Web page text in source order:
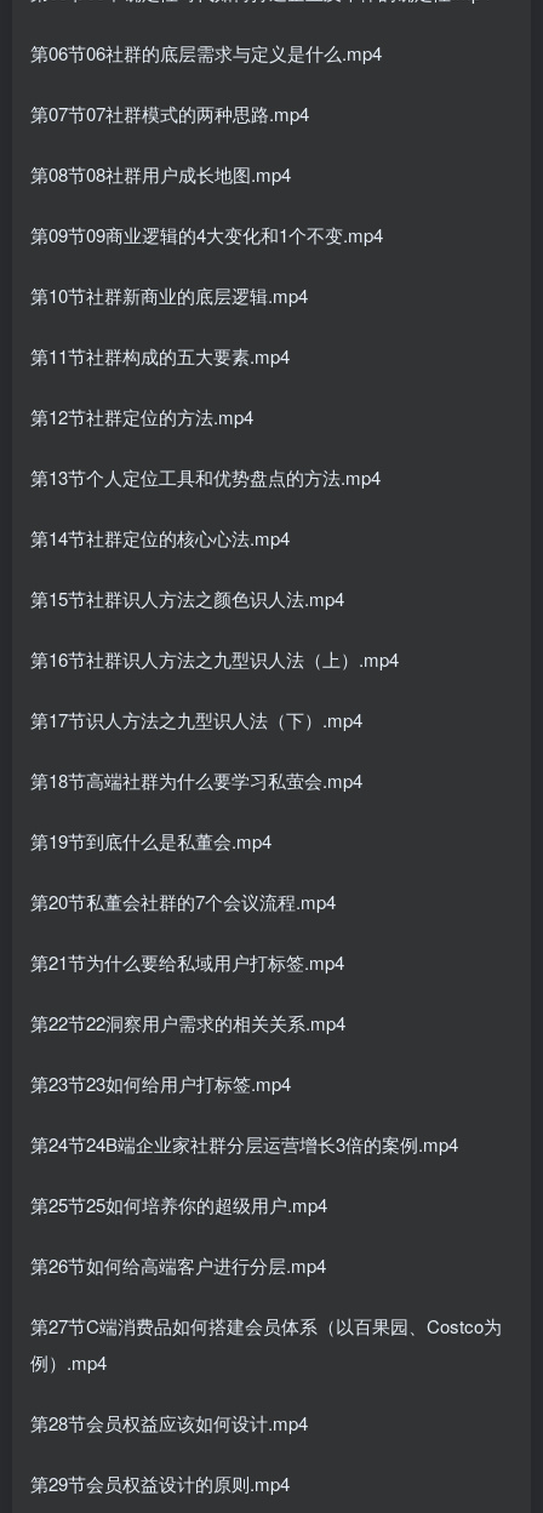
第06节06社群的底层需求与定义是什么.mp4
第07节07社群模式的两种思路.mp4
第08节08社群用户成长地图.mp4
第09节09商业逻辑的4大变化和1个不变.mp4
第10节社群新商业的底层逻辑.mp4
第11节社群构成的五大要素.mp4
第12节社群定位的方法.mp4
第13节个人定位工具和优势盘点的方法.mp4
第14节社群定位的核心心法.mp4
第15节社群识人方法之颜色识人法.mp4
第16节社群识人方法之九型识人法（上）.mp4
第17节识人方法之九型识人法（下）.mp4
第18节高端社群为什么要学习私萤会.mp4
第19节到底什么是私董会.mp4
第20节私董会社群的7个会议流程.mp4
第21节为什么要给私域用户打标签.mp4
第22节22洞察用户需求的相关关系.mp4
第23节23如何给用户打标签.mp4
第24节24B端企业家社群分层运营增长3倍的案例.mp4
第25节25如何培养你的超级用户.mp4
第26节如何给高端客户进行分层.mp4
第27节C端消费品如何搭建会员体系（以百果园、Costco为
例）.mp4
第28节会员权益应该如何设计.mp4
第29节会员权益设计的原则.mp4